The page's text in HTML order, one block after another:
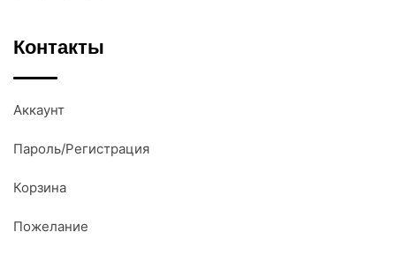
Контакты
Аккаунт
Пароль/Регистрация
Корзина
Пожелание